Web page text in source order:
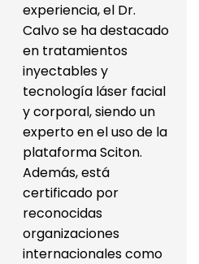
experiencia, el Dr.
Calvo se ha destacado
en tratamientos
inyectables y
tecnología láser facial
y corporal, siendo un
experto en el uso de la
plataforma Sciton.
Además, está
certificado por
reconocidas
organizaciones
internacionales como